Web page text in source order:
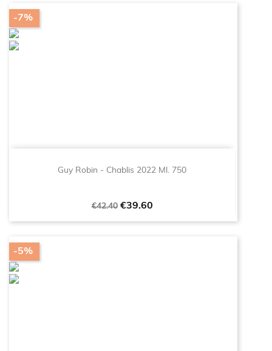
Guy Robin - Chablis 2022 Ml. 750
Regular
€42.40 Price
€39.60
-7%
-5%